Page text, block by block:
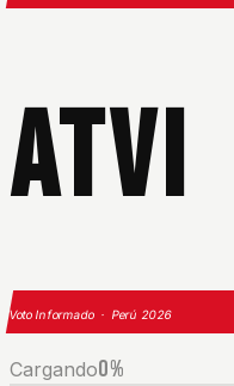
ATVI
Voto Informado · Perú 2026
Cargando0%